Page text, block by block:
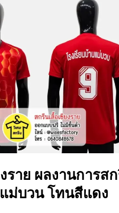
ราย ผลงานการส
ม่บวน โทนสีแดง